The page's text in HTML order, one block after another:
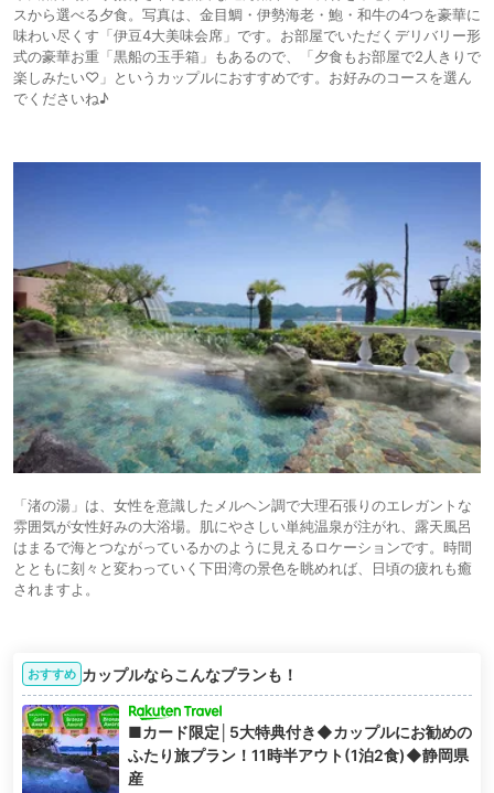
スから選べる夕食。写真は、金目鯛・伊勢海老・鮑・和牛の4つを豪華に
味わい尽くす「伊豆4大美味会席」です。お部屋でいただくデリバリー形
式の豪華お重「黒船の玉手箱」もあるので、「夕食もお部屋で2人きりで
楽しみたい♡」というカップルにおすすめです。お好みのコースを選ん
でくださいね♪
「渚の湯」は、女性を意識したメルヘン調で大理石張りのエレガントな
雰囲気が女性好みの大浴場。肌にやさしい単純温泉が注がれ、露天風呂
はまるで海とつながっているかのように見えるロケーションです。時間
とともに刻々と変わっていく下田湾の景色を眺めれば、日頃の疲れも癒
されますよ。
おすすめ カップルならこんなプランも！
■カード限定│5大特典付き◆カップルにお勧めの
ふたり旅プラン！11時半アウト(1泊2食)◆静岡県
産